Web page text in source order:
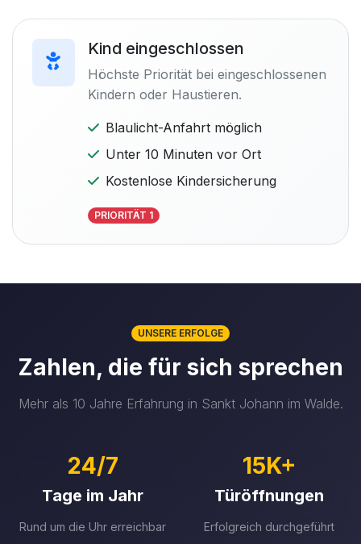
Kind eingeschlossen
Höchste Priorität bei eingeschlossenen
Kindern oder Haustieren.
Blaulicht-Anfahrt möglich
Unter 10 Minuten vor Ort
Kostenlose Kindersicherung
PRIORITÄT 1
UNSERE ERFOLGE
Zahlen, die für sich sprechen
Mehr als 10 Jahre Erfahrung in Sankt Johann im Walde.
24/7
Tage im Jahr
Rund um die Uhr erreichbar
15K+
Türöffnungen
Erfolgreich durchgeführt